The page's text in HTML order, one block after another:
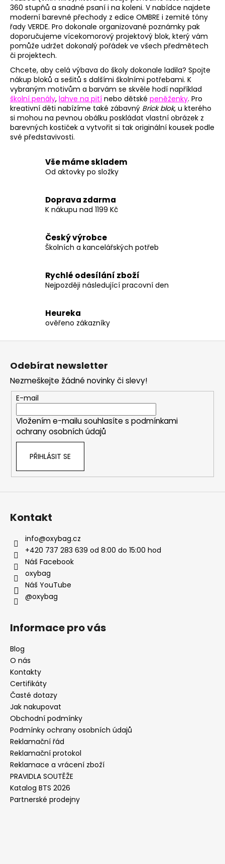
360 stupňů a snadné psaní i na koleni. V nabídce najdete
moderní barevné přechody z edice OMBRE i zemité tóny
řady VERDE. Pro dokonale organizované poznámky pak
doporučujeme vícekomorový projektový blok, který vám
pomůže udržet dokonalý pořádek ve všech předmětech
či projektech.
Chcete, aby celá výbava do školy dokonale ladila? Spojte
nákup bloků a sešitů s dalšími školními potřebami. K
vybraným motivům a barvám se skvěle hodí například
školní penály, lahve na pití nebo dětské peněženky. Pro
kreativní děti nabízíme také zábavný Brick blok, u kterého
si mohou na pevnou obálku poskládat vlastní obrázek z
barevných kostiček a vytvořit si tak originální kousek podle
své představivosti.
Vše máme skladem
Od aktovky po složky
Doprava zdarma
K nákupu nad 1199 Kč
Český výrobce
Školních a kancelářských potřeb
Rychlé odesílání zboží
Nejpozději následující pracovní den
Heureka
ověřeno zákazníky
Z
Odebírat newsletter
Nezmeškejte žádné novinky či slevy!
E-mail
Vložením e-mailu souhlasíte s podmínkami
ochrany osobních údajů
PŘIHLÁSIT SE
Kontakt
info@oxybag.cz
+420 737 283 639 od 8:00 do 15:00 hod
Náš Facebook
oxybag
Náš YouTube
@oxybag
Informace pro vás
Blog
O nás
Kontakty
Certifikáty
Časté dotazy
Jak nakupovat
Obchodní podmínky
Podmínky ochrany osobních údajů
Reklamační řád
Reklamační protokol
Reklamace a vrácení zboží
PRAVIDLA SOUTĚŽE
Katalog BTS 2026
Partnerské prodejny